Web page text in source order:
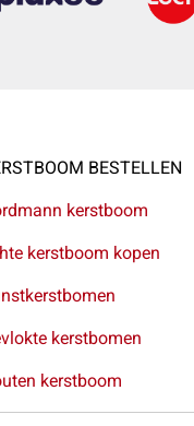
BESTELLEN
kerstboom
kerstboom kopen
kerstbomen
kerstboom